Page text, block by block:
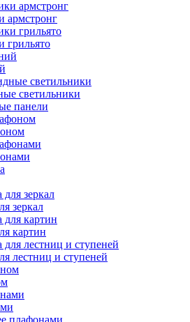
армстронг
грильято
светильники
панели
зеркал
картин
лестниц и ступеней